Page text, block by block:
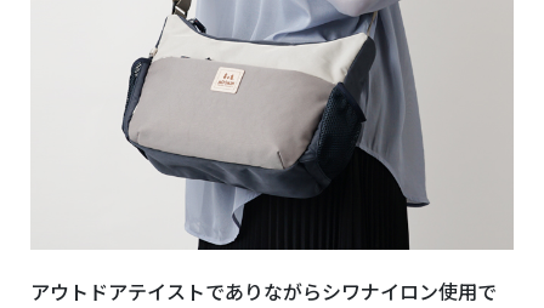
アウトドアテイストでありながらシワナイロン使用で